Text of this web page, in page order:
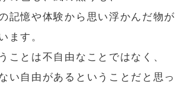
記憶や体験から思い浮かんだ物が
ます。
ことは不自由なことではなく、
い自由があるということだと思っ